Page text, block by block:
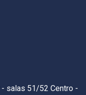
- salas 51/52 Centro -